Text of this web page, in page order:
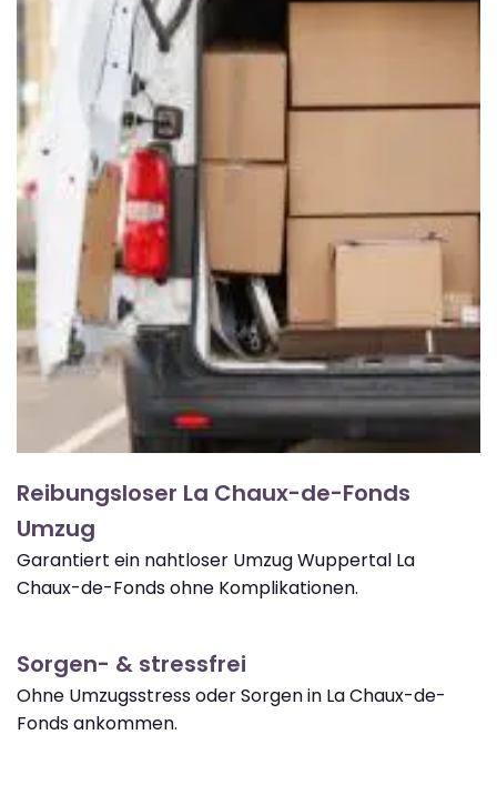
Reibungsloser La Chaux-de-Fonds
Umzug
Garantiert ein nahtloser Umzug Wuppertal La
Chaux-de-Fonds ohne Komplikationen.
Sorgen- & stressfrei
Ohne Umzugsstress oder Sorgen in La Chaux-de-
Fonds ankommen.